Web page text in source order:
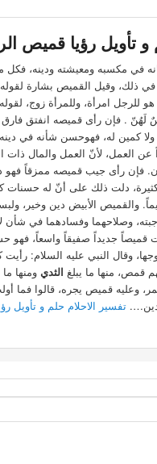
و تأويل رؤيا قميص
في مكسبه ومعيشته ودينه، فكل
ذلك، وقيل القميص بشارة لقوله
للرجل امرأة، وللمرأة زوج،
لَهُنّ . فإن رأى قميصه انفتق فارق
كمين له، فهوحسن شأنه في
العمل، لأنّ العمل والمال ذات
فإن رأى جيب قميصه ممزقاً فهو
دلت ذلك على أنّ له حسنات
والقميص الأبيض دين وخير،
وصلاحهما وفسادهما في شأن
قميصاً جديداً صفيقاً واسعاً، فهو
وقال النبي عليه السلام:
قمص، منها ما يبلغ الثدي ومنها
وعليه قميص يجره، قالوا فما
تفسير الاحلام حلم و تأويل